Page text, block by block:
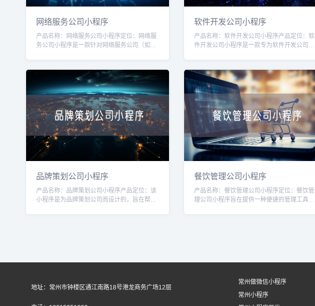
网络服务公司小程序
产品名称：网络服务公司小程序定位：网络服
务公司小程序是一款针对网络服务公司（如互
软件开发公司小程序
产品名称：软件开发公司小程序产品定位：软
件开发公司小程序是一款专为软件开发公司量
品牌策划公司小程序
产品名称：品牌策划公司小程序产品定位：该
小程序是为品牌策划公司而设计的，旨在帮助
餐饮管理公司小程序
产品名称：餐饮管理公司小程序定位：餐饮管
理公司小程序旨在提供一种便捷的管理工具，
地址：常州市钟楼区通江南路18号港龙商务广场12层
常州做微信小程序
常州小程序